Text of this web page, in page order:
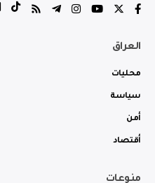
العراق
محليات
سياسة
أمن
أقتصاد
منوعات